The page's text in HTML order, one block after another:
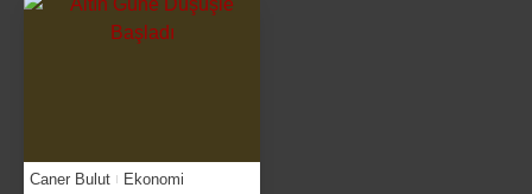
Caner Bulut Ekonomi